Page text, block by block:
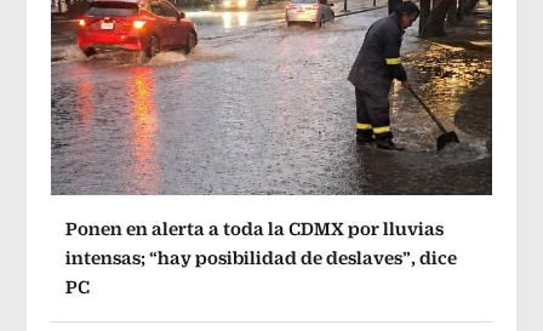
Ponen en alerta a toda la CDMX por lluvias
intensas; “hay posibilidad de deslaves”, dice
PC